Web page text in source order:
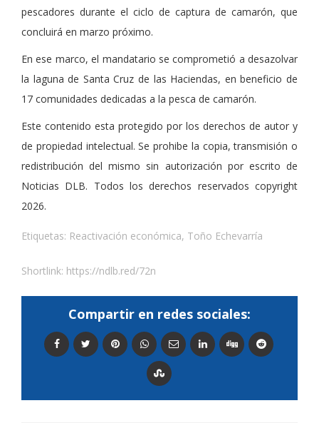
pescadores durante el ciclo de captura de camarón, que
concluirá en marzo próximo.
En ese marco, el mandatario se comprometió a desazolvar
la laguna de Santa Cruz de las Haciendas, en beneficio de
17 comunidades dedicadas a la pesca de camarón.
Este contenido esta protegido por los derechos de autor y
de propiedad intelectual. Se prohibe la copia, transmisión o
redistribución del mismo sin autorización por escrito de
Noticias DLB. Todos los derechos reservados copyright
2026.
Etiquetas: Reactivación económica, Toño Echevarría
Shortlink: https://ndlb.red/72n
Compartir en redes sociales: